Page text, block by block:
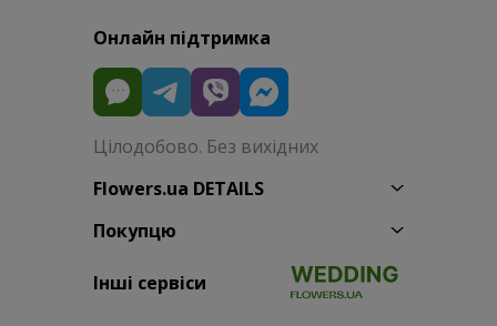
Онлайн підтримка
Цілодобово. Без вихідних
Flowers.ua DETAILS
Покупцю
Інші сервіси